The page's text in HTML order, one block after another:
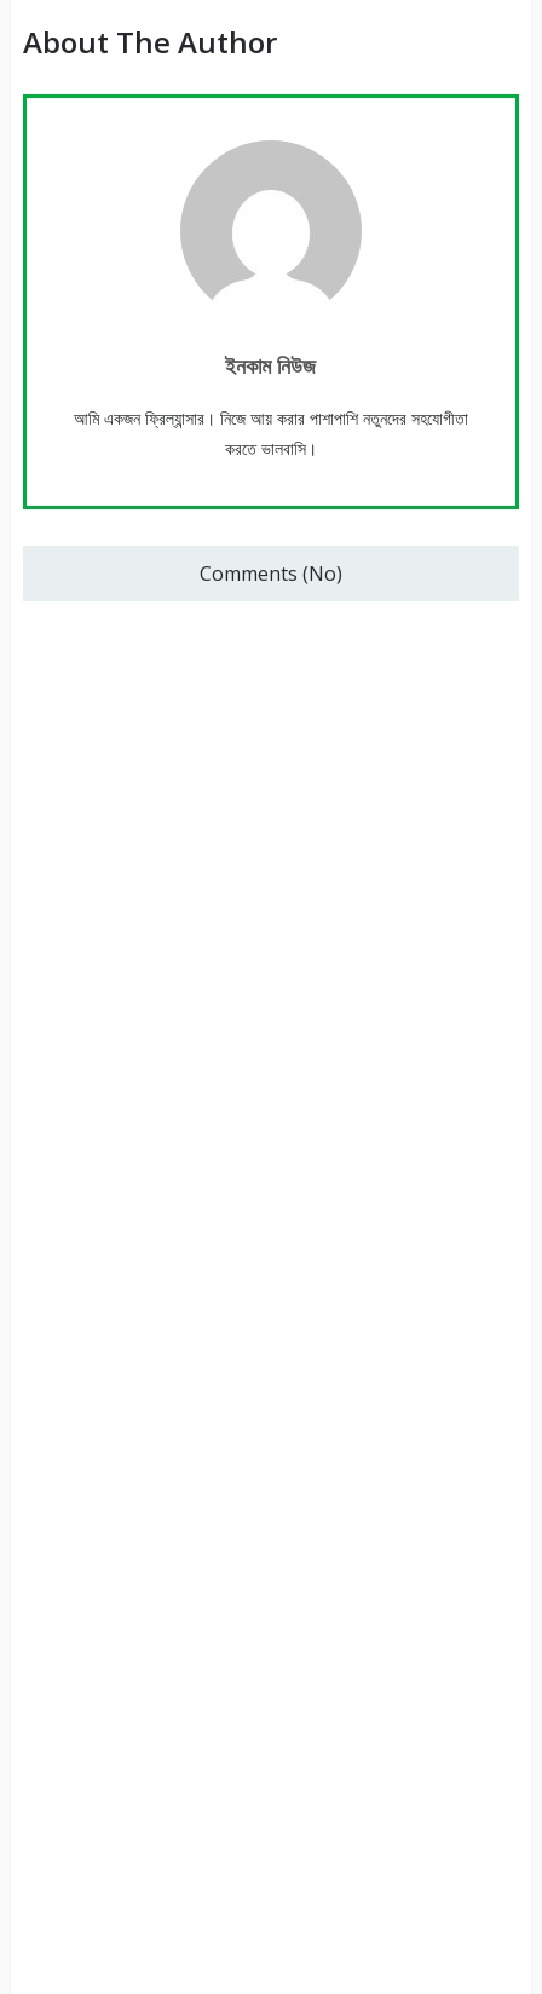
About The Author
ইনকাম নিউজ
আমি একজন ফ্রিল্যান্সার। নিজে আয় করার পাশাপাশি নতুনদের সহযোগীতা
করতে ভালবাসি।
Comments (No)